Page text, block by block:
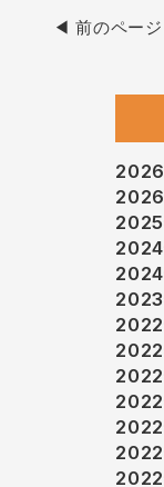
◀︎ 前のページ
2024
2024
2022
2022